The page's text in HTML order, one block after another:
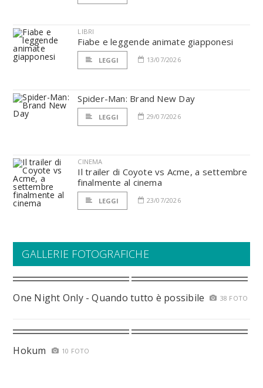
LIBRI
Fiabe e leggende animate giapponesi
LEGGI 13/07/2026
Spider-Man: Brand New Day
LEGGI 29/07/2026
CINEMA
Il trailer di Coyote vs Acme, a settembre
finalmente al cinema
LEGGI 23/07/2026
GALLERIE FOTOGRAFICHE
One Night Only - Quando tutto è possibile 38 FOTO
Hokum 10 FOTO